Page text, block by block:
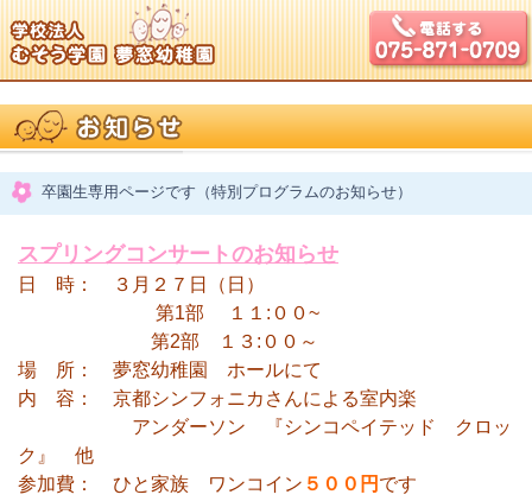
卒園生専用ページです（特別プログラムのお知らせ）
スプリングコンサートのお知らせ
日 時： ３月２７日（日）
第1部 １１: ００~
第2部 １３: ００～
場 所： 夢窓幼稚園 ホールにて
内 容： 京都シンフォニカさんによる室内楽
アンダーソン 『シンコペイテッド クロッ
ク』 他
参加費： ひと家族 ワンコイン ５００円 です